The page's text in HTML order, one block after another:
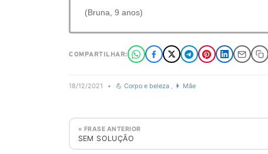
(Bruna, 9 anos)
COMPARTILHAR:
18/12/2021 • 💪 Corpo e beleza , 👩 Mãe
« FRASE ANTERIOR
SEM SOLUÇÃO